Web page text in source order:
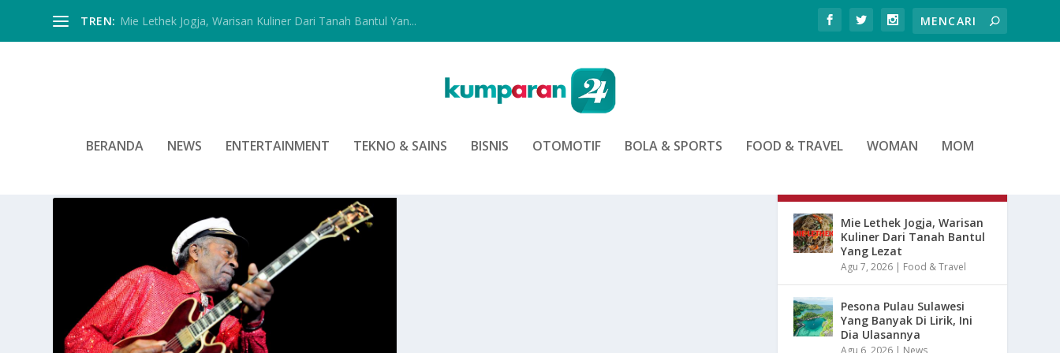
TREN: Mie Lethek Jogja, Warisan Kuliner Dari Tanah Bantul Yan...
BERANDA NEWS ENTERTAINMENT TEKNO & SAINS BISNIS OTOMOTIF BOLA & SPORTS FOOD & TRAVEL WOMAN MOM
Mie Lethek Jogja, Warisan
Kuliner Dari Tanah Bantul
Yang Lezat
Agu 7, 2026 | Food & Travel
Pesona Pulau Sulawesi
Yang Banyak Di Lirik, Ini
Dia Ulasannya